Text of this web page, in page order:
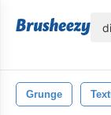
Grunge